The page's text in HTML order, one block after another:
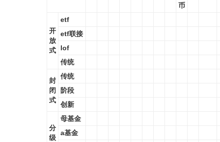
币
开
放
式
etf
etf联接
lof
传统
封
闭
式
传统
阶段
创新
分
级
母基金
a基金